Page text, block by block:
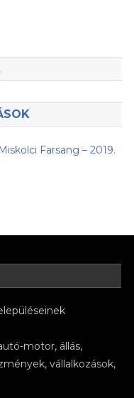
Farsang – 2019.
motor, állás,
vállalkozások,